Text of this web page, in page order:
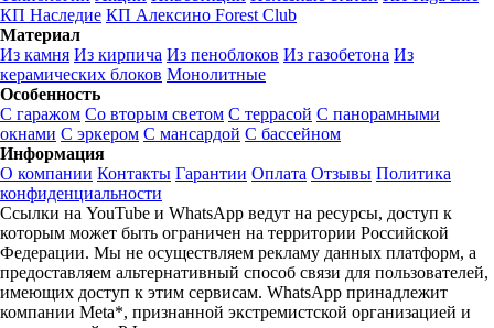
КП Наследие КП Алексино Forest Club
Материал
Из камня Из кирпича Из пеноблоков Из газобетона Из
керамических блоков Монолитные
Особенность
С гаражом Со вторым светом С террасой С панорамными
окнами С эркером С мансардой С бассейном
Информация
О компании Контакты Гарантии Оплата Отзывы Политика
конфиденциальности
Ссылки на YouTube и WhatsApp ведут на ресурсы, доступ к
которым может быть ограничен на территории Российской
Федерации. Мы не осуществляем рекламу данных платформ, а
предоставляем альтернативный способ связи для пользователей,
имеющих доступ к этим сервисам. WhatsApp принадлежит
компании Meta*, признанной экстремистской организацией и